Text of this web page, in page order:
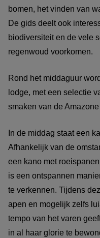
bomen, het vinden van
De gids deelt ook
biodiversiteit en de vele
regenwoud voorkomen.
Rond het middaguur
lodge, met een selectie
smaken van de
In de middag staat een
Afhankelijk van de
een kano met
is een ontspannen
te verkennen. Tijdens
apen en mogelijk zelfs
tempo van het varen
in al haar glorie te